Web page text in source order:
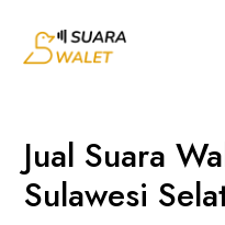
Jual Suara
Sulawesi